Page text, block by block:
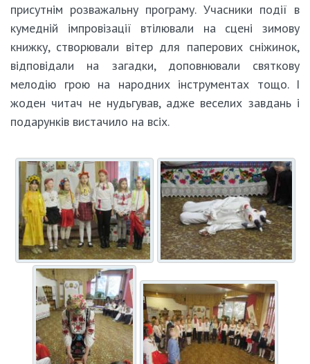
присутнім розважальну програму. Учасники події в
кумедній імпровізації втілювали на сцені зимову
книжку, створювали вітер для паперових сніжинок,
відповідали на загадки, доповнювали святкову
мелодію грою на народних інструментах тощо. І
жоден читач не нудьгував, адже веселих завдань і
подарунків вистачило на всіх.